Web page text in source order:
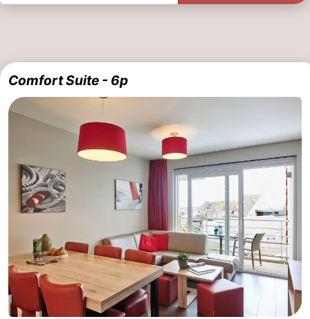
Natur
Het
Westflandern
-
Gent
Ypern
Die
Natur
Het
-
Knokke-
-
Comfort Suite - 6p